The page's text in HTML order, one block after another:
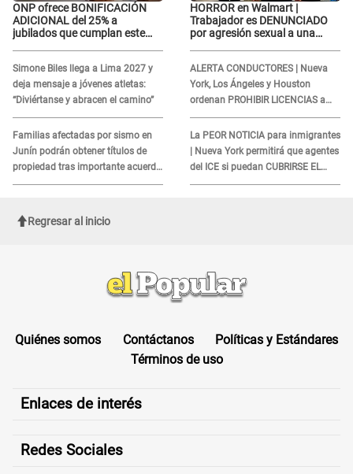
ONP ofrece BONIFICACIÓN
ADICIONAL del 25% a
jubilados que cumplan este
Simone Biles llega a Lima 2027 y
deja mensaje a jóvenes atletas:
“Diviértanse y abracen el camino”
Familias afectadas por sismo en
Junín podrán obtener títulos de
propiedad tras importante acuerdo
de Cofopri
HORROR en Walmart |
Trabajador es DENUNCIADO
por agresión sexual a una
ALERTA CONDUCTORES | Nueva
York, Los Ángeles y Houston
ordenan PROHIBIR LICENCIAS a
quienes no presenten ESTE
DOCUMENTO
La PEOR NOTICIA para inmigrantes
| Nueva York permitirá que agentes
del ICE si puedan CUBRIRSE EL
ROSTRO
Regresar al inicio
Quiénes somos Contáctanos
Políticas y Estándares
Términos de uso
Enlaces de interés
Redes Sociales